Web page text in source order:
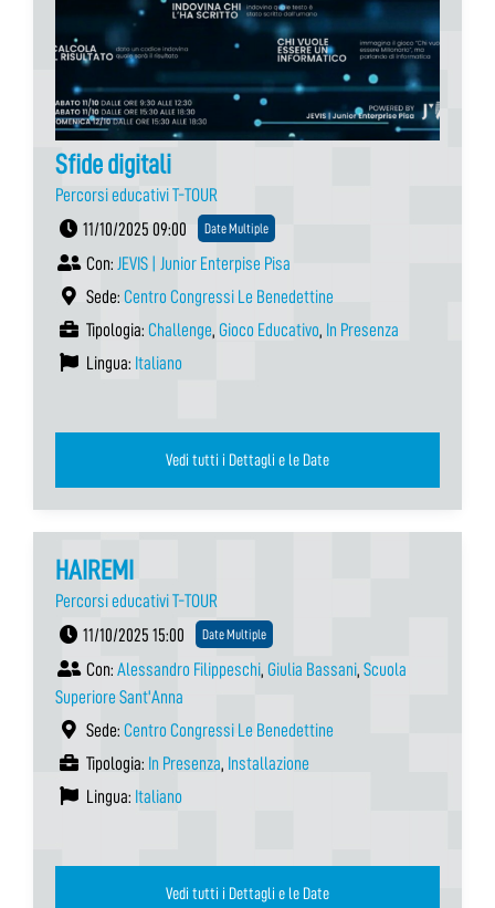
Sfide digitali
Percorsi educativi T-TOUR
11/10/2025 09:00
Date Multiple
Con: JEVIS | Junior Enterpise Pisa
Sede: Centro Congressi Le Benedettine
Tipologia: Challenge, Gioco Educativo, In Presenza
Lingua: Italiano
Vedi tutti i Dettagli e le Date
HAIREMI
Percorsi educativi T-TOUR
11/10/2025 15:00
Date Multiple
Con: Alessandro Filippeschi, Giulia Bassani, Scuola
Superiore Sant'Anna
Sede: Centro Congressi Le Benedettine
Tipologia: In Presenza, Installazione
Lingua: Italiano
Vedi tutti i Dettagli e le Date